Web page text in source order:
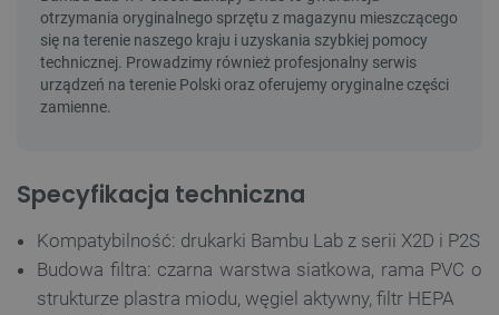
Specyfikacja techniczna
Kompatybilność: drukarki Bambu Lab z serii X2D i P2S
Budowa filtra: czarna warstwa siatkowa, rama PVC o
strukturze plastra miodu, węgiel aktywny, filtr HEPA